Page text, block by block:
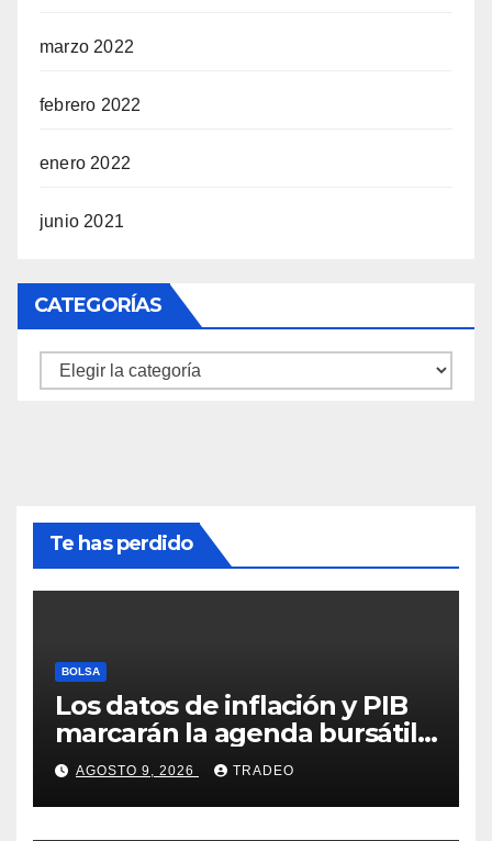
marzo 2022
febrero 2022
enero 2022
junio 2021
CATEGORÍAS
Categorías
Te has perdido
BOLSA
Los datos de inflación y PIB
marcarán la agenda bursátil
de la próxima semana
AGOSTO 9, 2026 TRADEO